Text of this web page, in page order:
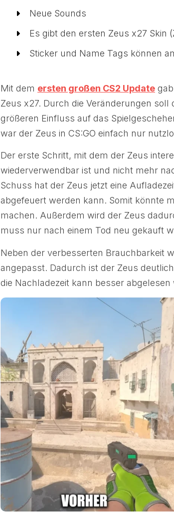
Neue Sounds
Es gibt den ersten Zeus x27 Skin
Sticker und Name Tags können
Mit dem ersten großen CS2 Update
Zeus x27. Durch die Veränderungen
größeren Einfluss auf das
war der Zeus in CS:GO einfach nur
Der erste Schritt, mit dem der Zeus
wiederverwendbar ist und nicht mehr
Schuss hat der Zeus jetzt eine
abgefeuert werden kann. Somit könnte
machen. Außerdem wird der Zeus
muss nur nach einem Tod neu gekauft
Neben der verbesserten Brauchbarkeit
angepasst. Dadurch ist der Zeus
die Nachladezeit kann besser abgelesen